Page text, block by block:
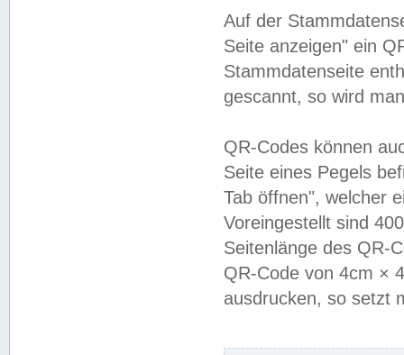
Auf der
Seite anzeigen" ein
Stammdatenseite
gescannt, so wird
QR-Codes können
Seite eines Pegels
Tab öffnen", welcher
Voreingestellt sind
Seitenlänge des QR-
QR-Code von 4cm ×
ausdrucken, so setzt